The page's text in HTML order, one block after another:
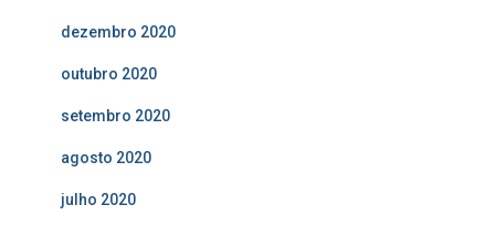
dezembro 2020
outubro 2020
setembro 2020
agosto 2020
julho 2020